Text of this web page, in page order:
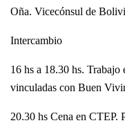
Oña. Vicecónsul de
Intercambio
16 hs a 18.30 hs. Trabajo
vinculadas con Buen
20.30 hs Cena en CTEP.